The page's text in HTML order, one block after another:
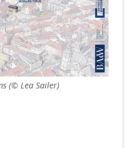
(© Lea Sailer)